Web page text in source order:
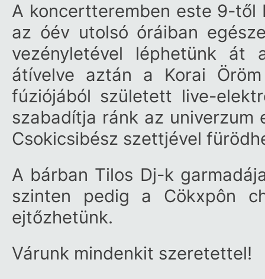
A koncertteremben este 9-től
az óév utolsó óráiban
vezényletével léphetünk át
átívelve aztán a Korai
fúziójából született live-
szabadítja ránk az
Csokicsibész szettjével
A bárban Tilos Dj-k
szinten pedig a Cökxpôn
ejtőzhetünk.
Várunk mindenkit szeretettel!